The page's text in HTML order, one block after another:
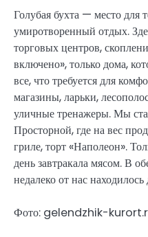
Голубая бухта — место для
умиротворенный отдых.
торговых центров,
включено», только дома,
все, что требуется для
магазины, ларьки,
уличные тренажеры. Мы
Просторной, где на вес
гриле, торт «Наполеон».
день завтракала мясом. В
недалеко от нас
Фото: gelendzhik-kurort.ru